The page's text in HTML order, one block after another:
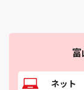
ネット